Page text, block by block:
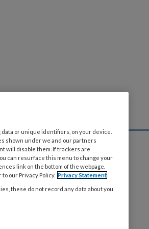
en adolescenten
or unique identifiers, on your device.
shown under we and our partners
will disable them. If trackers are
can resurface this menu to change your
link on the bottom of the webpage.
our Privacy Policy. Privacy Statement
these do not record any data about you